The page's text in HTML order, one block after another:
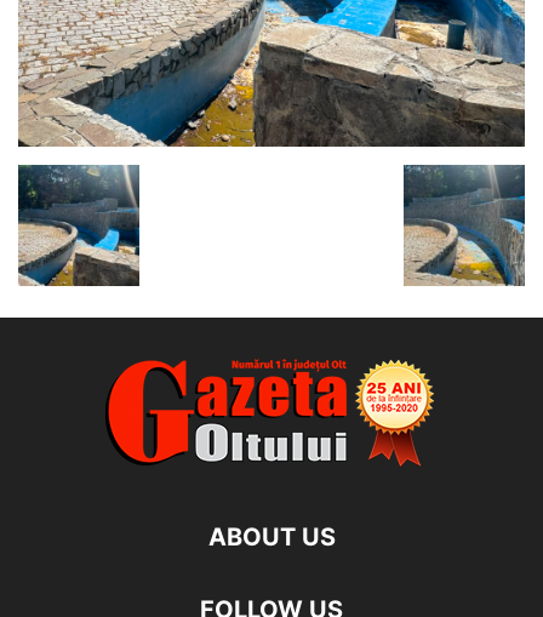
ABOUT US
FOLLOW US